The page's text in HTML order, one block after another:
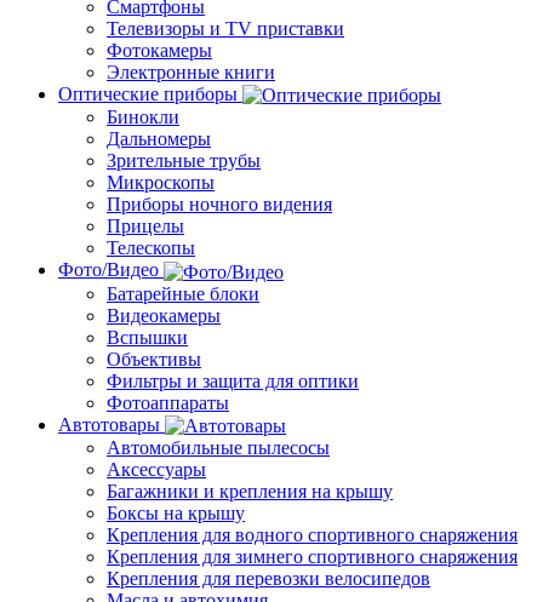
Смартфоны
Телевизоры и TV приставки
Фотокамеры
Электронные книги
Оптические приборы
Бинокли
Дальномеры
Зрительные трубы
Микроскопы
Приборы ночного видения
Прицелы
Телескопы
Фото/Видео
Батарейные блоки
Видеокамеры
Вспышки
Объективы
Фильтры и защита для оптики
Фотоаппараты
Автотовары
Автомобильные пылесосы
Аксессуары
Багажники и крепления на крышу
Боксы на крышу
Крепления для водного спортивного снаряжения
Крепления для зимнего ­спортивного снаряжения
Крепления для перевозки велосипедов